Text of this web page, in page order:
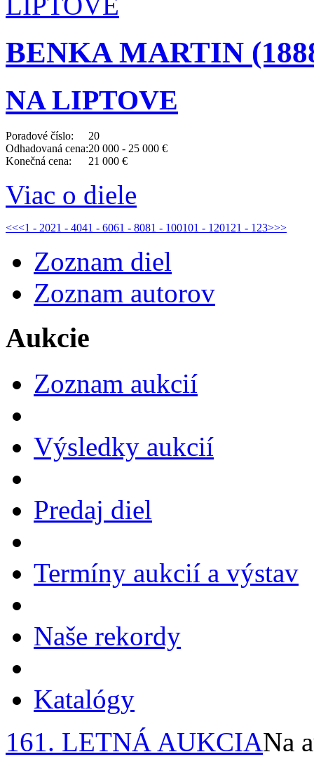
BENKA MARTIN
NA LIPTOVE
Poradové číslo:
20
Odhadovaná cena:20 000 - 25 000 €
Konečná cena:
21 000 €
Viac o diele
<<<1 - 2021 - 4041 - 6061 - 8081 - 100101 - 120121 - 123>>>
Zoznam diel
Zoznam autorov
Aukcie
Zoznam aukcií
Výsledky aukcií
Predaj diel
Termíny aukcií a výstav
Naše rekordy
Katalógy
161. LETNÁ AUKCIANa